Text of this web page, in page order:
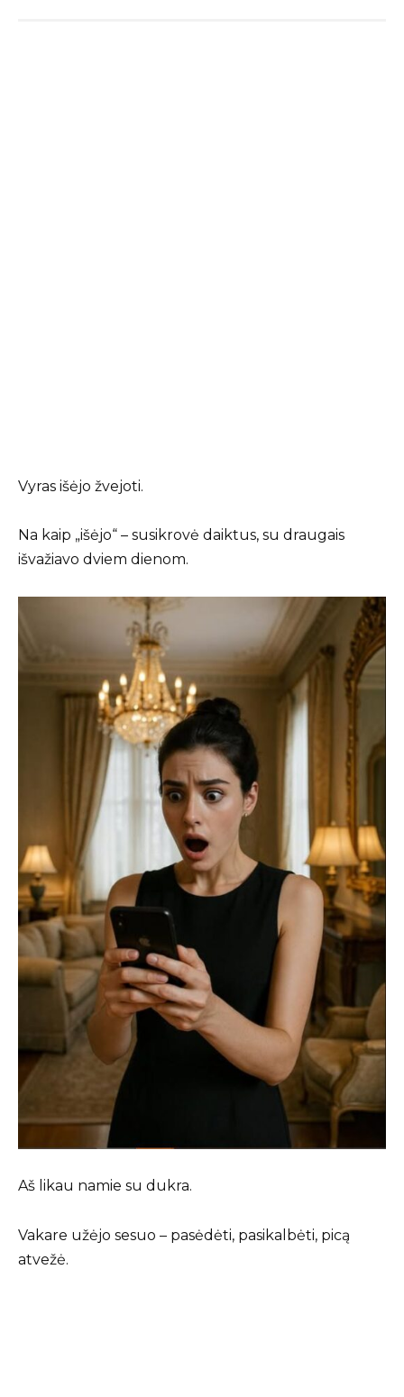
Vyras išėjo žvejoti.
Na kaip „išėjo“ – susikrovė daiktus, su draugais
išvažiavo dviem dienom.
Aš likau namie su dukra.
Vakare užėjo sesuo – pasėdėti, pasikalbėti, picą
atvežė.